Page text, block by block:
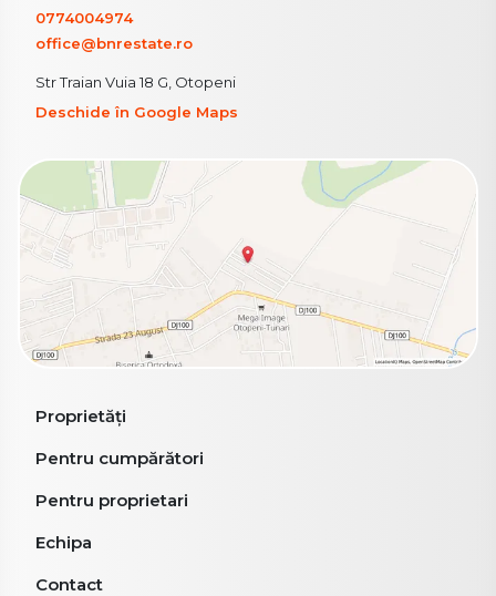
0774004974
office@bnrestate.ro
Str Traian Vuia 18 G, Otopeni
Deschide în Google Maps
Proprietăți
Pentru cumpărători
Pentru proprietari
Echipa
Contact